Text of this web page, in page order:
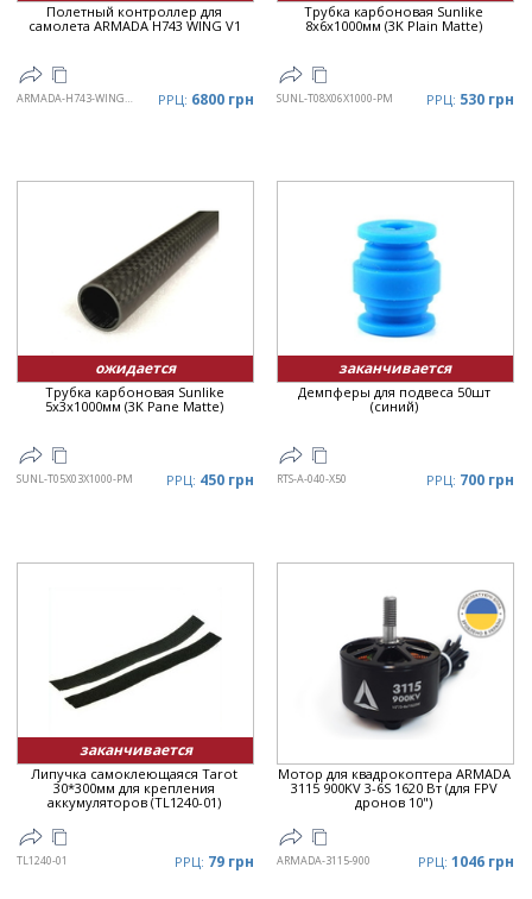
Полетный контроллер для
самолета ARMADA H743 WING V1
ARMADA-H743-WING-V1 РРЦ: 6800 грн
Трубка карбоновая Sunlike
8x6x1000мм (3K Plain Matte)
SUNL-T08X06X1000-PM РРЦ: 530 грн
ожидается
Трубка карбоновая Sunlike
5x3x1000мм (3K Pane Matte)
SUNL-T05X03X1000-PM РРЦ: 450 грн
заканчивается
Демпферы для подвеса 50шт
(синий)
RTS-A-040-X50 РРЦ: 700 грн
заканчивается
Липучка самоклеющаяся Tarot
30*300мм для крепления
аккумуляторов (TL1240-01)
TL1240-01 РРЦ: 79 грн
Мотор для квадрокоптера ARMADA
3115 900KV 3-6S 1620 Вт (для FPV
дронов 10")
ARMADA-3115-900 РРЦ: 1046 грн